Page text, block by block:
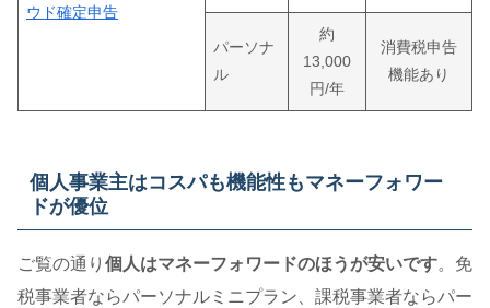
ウド確定申告
パーソナ
ル
約
13,000
円/年
消費税申告
機能あり
個人事業主はコスパも機能性もマネーフォワー
ドが優位
ご覧の通り 個人はマネーフォワードのほうが安いです。免
税事業者ならパーソナルミニプラン、課税事業者ならパー